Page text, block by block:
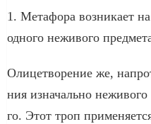
1. Метафора воз­ни­ка­ет
одно­го нежи­во­го
Олицетворение же,
ния изна­чаль­но
го. Этот троп